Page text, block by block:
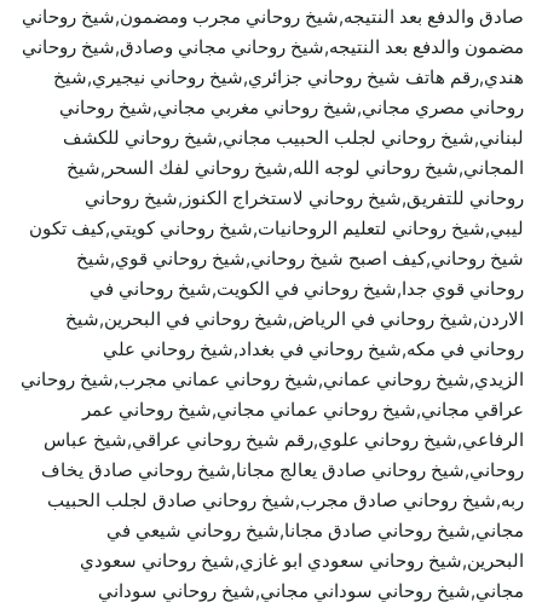
صادق والدفع بعد النتيجه,شيخ روحاني مجرب ومضمون,شيخ روحاني
مضمون والدفع بعد النتيجه,شيخ روحاني مجاني وصادق,شيخ روحاني
هندي,رقم هاتف شيخ روحاني جزائري,شيخ روحاني نيجيري,شيخ
روحاني مصري مجاني,شيخ روحاني مغربي مجاني,شيخ روحاني
لبناني,شيخ روحاني لجلب الحبيب مجاني,شيخ روحاني للكشف
المجاني,شيخ روحاني لوجه الله,شيخ روحاني لفك السحر,شيخ
روحاني للتفريق,شيخ روحاني لاستخراج الكنوز,شيخ روحاني
ليبي,شيخ روحاني لتعليم الروحانيات,شيخ روحاني كويتي,كيف تكون
شيخ روحاني,كيف اصبح شيخ روحاني,شيخ روحاني قوي,شيخ
روحاني قوي جدا,شيخ روحاني في الكويت,شيخ روحاني في
الاردن,شيخ روحاني في الرياض,شيخ روحاني في البحرين,شيخ
روحاني في مكه,شيخ روحاني في بغداد,شيخ روحاني علي
الزيدي,شيخ روحاني عماني,شيخ روحاني عماني مجرب,شيخ روحاني
عراقي مجاني,شيخ روحاني عماني مجاني,شيخ روحاني عمر
الرفاعي,شيخ روحاني علوي,رقم شيخ روحاني عراقي,شيخ عباس
روحاني,شيخ روحاني صادق يعالج مجانا,شيخ روحاني صادق يخاف
ربه,شيخ روحاني صادق مجرب,شيخ روحاني صادق لجلب الحبيب
مجاني,شيخ روحاني صادق مجانا,شيخ روحاني شيعي في
البحرين,شيخ روحاني سعودي ابو غازي,شيخ روحاني سعودي
مجاني,شيخ روحاني سوداني مجاني,شيخ روحاني سوداني